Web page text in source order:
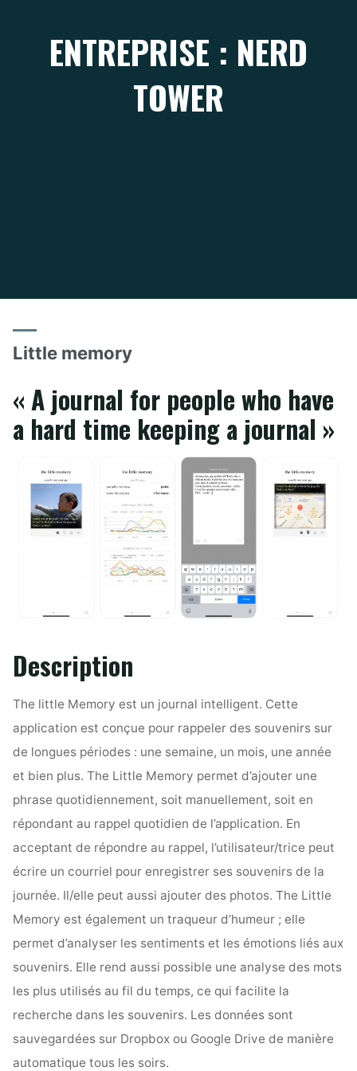
ENTREPRISE : NERD
TOWER
Little memory
« A journal for people who have
a hard time keeping a journal »
Description
The little Memory est un journal intelligent. Cette
application est conçue pour rappeler des souvenirs sur
de longues périodes : une semaine, un mois, une année
et bien plus. The Little Memory permet d’ajouter une
phrase quotidiennement, soit manuellement, soit en
répondant au rappel quotidien de l’application. En
acceptant de répondre au rappel, l’utilisateur/trice peut
écrire un courriel pour enregistrer ses souvenirs de la
journée. Il/elle peut aussi ajouter des photos. The Little
Memory est également un traqueur d’humeur ; elle
permet d’analyser les sentiments et les émotions liés aux
souvenirs. Elle rend aussi possible une analyse des mots
les plus utilisés au fil du temps, ce qui facilite la
recherche dans les souvenirs. Les données sont
sauvegardées sur Dropbox ou Google Drive de manière
automatique tous les soirs.